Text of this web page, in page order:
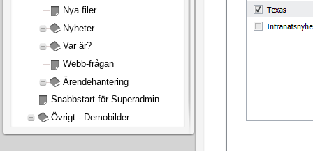
Nya filer
Nyheter
Var är?
Webb-frågan
Ärendehantering
Snabbstart för Superadmin
Övrigt - Demobilder